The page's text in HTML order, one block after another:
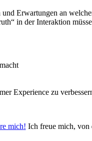
Erwartungen an
in der Interaktion
Experience zu
mich! Ich freue mich, von